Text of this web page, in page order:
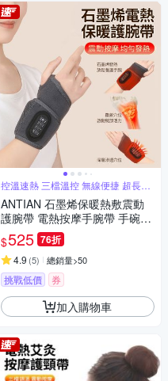
控溫速熱 三檔溫控 無線便捷 超長續
航
ANTIAN 石墨烯保暖熱敷震動
護腕帶 電熱按摩手腕帶 手碗按
摩儀 手腕保暖神器
$525 76折
4.9 (5) 總銷量>50
挑戰低價 券
加入購物車